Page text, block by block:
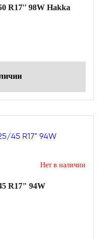
R17'' 98W Hakka
Нет в наличии
R17" 94W